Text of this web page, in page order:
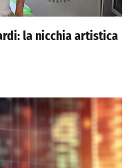
la nicchia artistica